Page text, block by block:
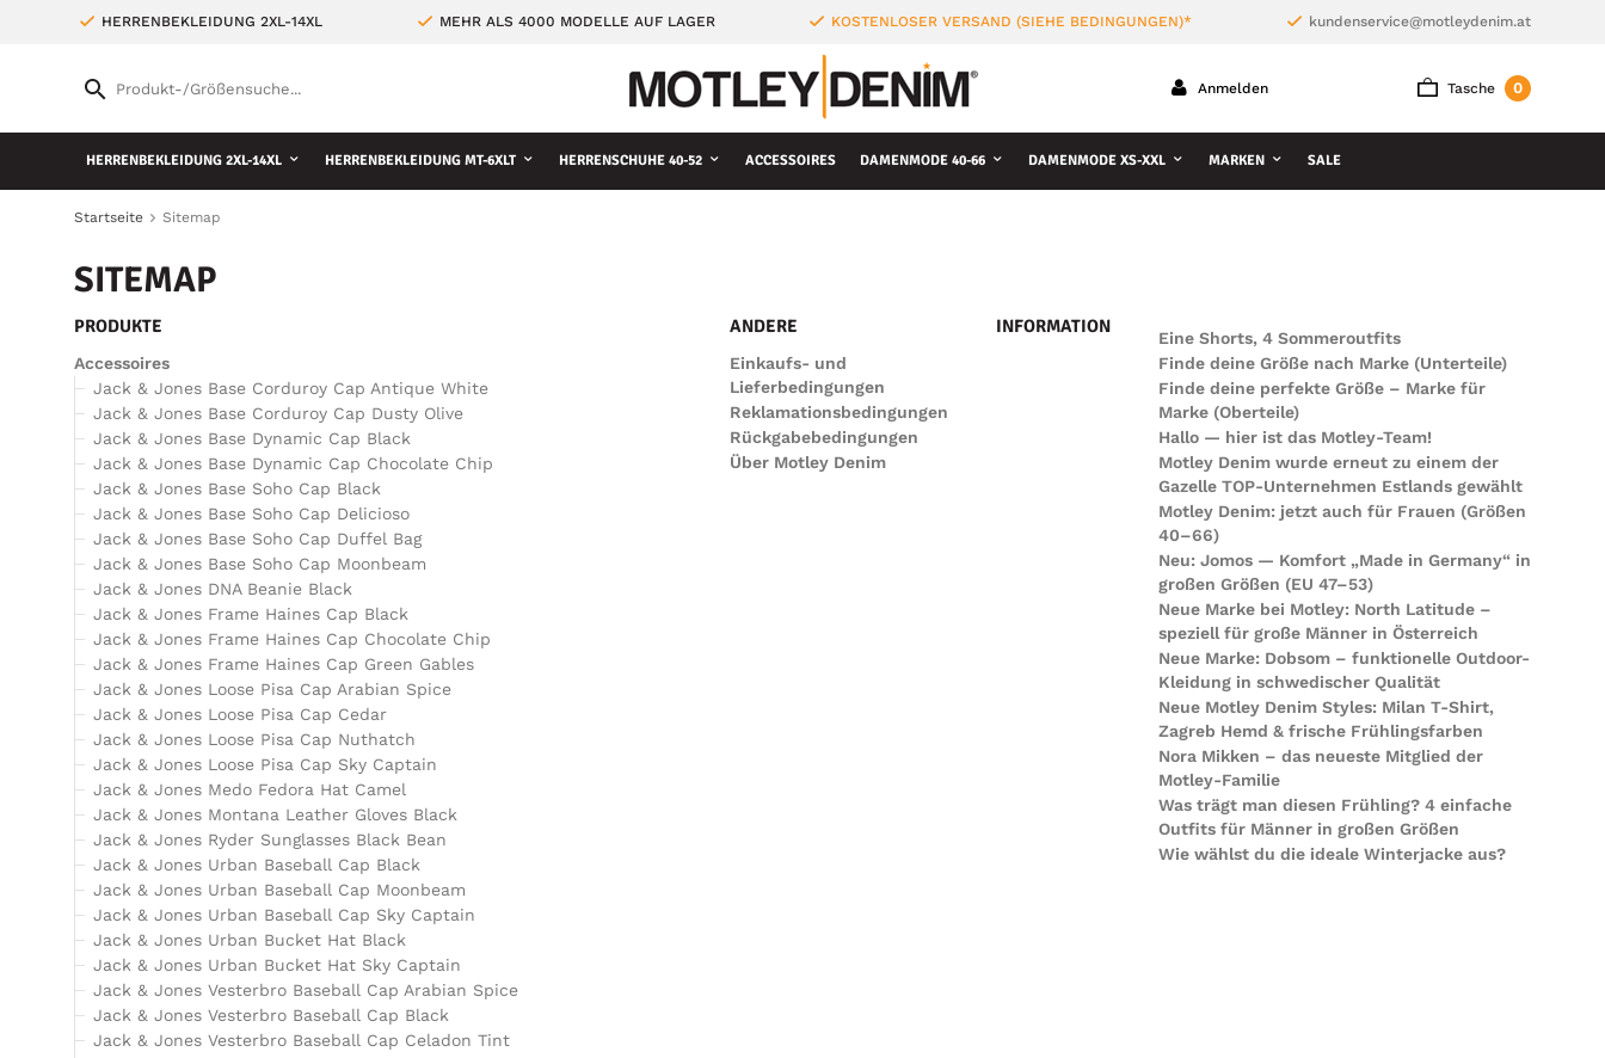
HERRENBEKLEIDUNG 2XL-14XL MEHR ALS 4000 MODELLE AUF LAGER KOSTENLOSER VERSAND (SIEHE BEDINGUNGEN)* kundenservice@motleydenim.at
Tasche 0
Anmelden
HERRENBEKLEIDUNG 2XL-14XL HERRENBEKLEIDUNG MT-6XLT HERRENSCHUHE 40-52 ACCESSOIRES DAMENMODE 40-66 DAMENMODE XS-XXL MARKEN SALE
Startseite Sitemap
SITEMAP
PRODUKTE
Accessoires
Jack & Jones Base Corduroy Cap Antique White
Jack & Jones Base Corduroy Cap Dusty Olive
Jack & Jones Base Dynamic Cap Black
Jack & Jones Base Dynamic Cap Chocolate Chip
Jack & Jones Base Soho Cap Black
Jack & Jones Base Soho Cap Delicioso
Jack & Jones Base Soho Cap Duffel Bag
Jack & Jones Base Soho Cap Moonbeam
Jack & Jones DNA Beanie Black
Jack & Jones Frame Haines Cap Black
Jack & Jones Frame Haines Cap Chocolate Chip
Jack & Jones Frame Haines Cap Green Gables
Jack & Jones Loose Pisa Cap Arabian Spice
Jack & Jones Loose Pisa Cap Cedar
Jack & Jones Loose Pisa Cap Nuthatch
Jack & Jones Loose Pisa Cap Sky Captain
Jack & Jones Medo Fedora Hat Camel
Jack & Jones Montana Leather Gloves Black
Jack & Jones Ryder Sunglasses Black Bean
Jack & Jones Urban Baseball Cap Black
Jack & Jones Urban Baseball Cap Moonbeam
Jack & Jones Urban Baseball Cap Sky Captain
Jack & Jones Urban Bucket Hat Black
Jack & Jones Urban Bucket Hat Sky Captain
Jack & Jones Vesterbro Baseball Cap Arabian Spice
Jack & Jones Vesterbro Baseball Cap Black
Jack & Jones Vesterbro Baseball Cap Celadon Tint
ANDERE
Einkaufs- und
Lieferbedingungen
Reklamationsbedingungen
Rückgabebedingungen
Über Motley Denim
INFORMATION
Eine Shorts, 4 Sommeroutfits
Finde deine Größe nach Marke (Unterteile)
Finde deine perfekte Größe – Marke für
Marke (Oberteile)
Hallo — hier ist das Motley-Team!
Motley Denim wurde erneut zu einem der
Gazelle TOP-Unternehmen Estlands gewählt
Motley Denim: jetzt auch für Frauen (Größen
40–66)
Neu: Jomos — Komfort „Made in Germany“ in
großen Größen (EU 47–53)
Neue Marke bei Motley: North Latitude –
speziell für große Männer in Österreich
Neue Marke: Dobsom – funktionelle Outdoor-
Kleidung in schwedischer Qualität
Neue Motley Denim Styles: Milan T-Shirt,
Zagreb Hemd & frische Frühlingsfarben
Nora Mikken – das neueste Mitglied der
Motley-Familie
Was trägt man diesen Frühling? 4 einfache
Outfits für Männer in großen Größen
Wie wählst du die ideale Winterjacke aus?